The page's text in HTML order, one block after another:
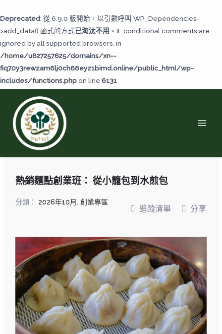
Deprecated: 從 6.9.0 版開始，以引數呼叫 WP_Dependencies-
>add_data() 函式的方式已淘汰不用 。IE conditional comments are
ignored by all supported browsers. in
/home/u827257625/domains/xn--
fiq70y3rewzam6lj0ch66eyz1bimd.online/public_html/wp-
includes/functions.phpon line 6131
至
主
要
內
容
熱銷麵點創業班： 從小籠包到水煎包
分類： 2026年10月 ,創業專區
追蹤清單 分享